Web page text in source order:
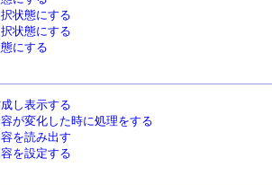
状態にする
状態にする
にする
し表示する
が変化した時に処理をする
を読み出す
を設定する